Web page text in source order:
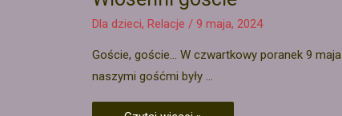
Dla dzieci, Relacje / 9 maja, 2024
Goście, goście… W czwartkowy poranek 9 maja
naszymi gośćmi były …